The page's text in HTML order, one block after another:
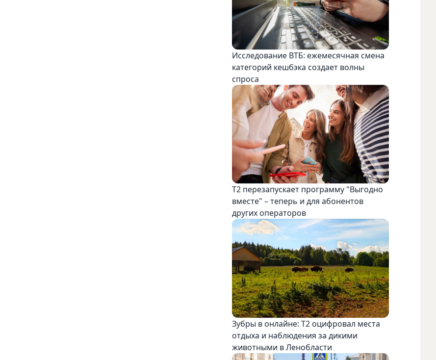
Исследование ВТБ: ежемесячная смена
категорий кешбэка создает волны
спроса
Т2 перезапускает программу "Выгодно
вместе" – теперь и для абонентов
других операторов
Зубры в онлайне: Т2 оцифровал места
отдыха и наблюдения за дикими
животными в Ленобласти